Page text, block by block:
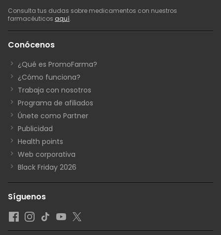
Consulta tus dudas sobre medicamentos con nuestros
farmacéuticos aquí.
Conócenos
¿Qué es PromoFarma?
¿Cómo funciona?
Trabaja con nosotros
Programa de afiliados
Únete como Partner
Publicidad
Health points
Web corporativa
Black Friday 2026
Síguenos